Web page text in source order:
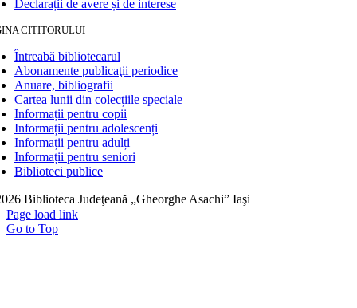
Declarații de avere și de interese
CITITORULUI
Întreabă bibliotecarul
Abonamente publicaţii periodice
Anuare, bibliografii
Cartea lunii din colecțiile speciale
Informații pentru copii
Informații pentru adolescenți
Informații pentru adulți
Informații pentru seniori
Biblioteci publice
Biblioteca Judeţeană „Gheorghe Asachi” Iaşi
Page load link
Go to Top